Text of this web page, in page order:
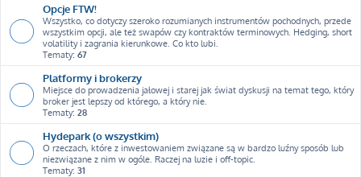
Opcje FTW!
Wszystko, co dotyczy szeroko rozumianych instrumentów pochodnych, przede
wszystkim opcji, ale też swapów czy kontraktów terminowych. Hedging, short
volatility i zagrania kierunkowe. Co kto lubi.
Tematy: 67
Platformy i brokerzy
Miejsce do prowadzenia jałowej i starej jak świat dyskusji na temat tego, który
broker jest lepszy od którego, a który nie.
Tematy: 28
Hydepark (o wszystkim)
O rzeczach, które z inwestowaniem związane są w bardzo luźny sposób lub
niezwiązane z nim w ogóle. Raczej na luzie i off-topic.
Tematy: 31